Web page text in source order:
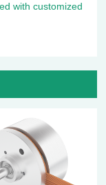
with customized